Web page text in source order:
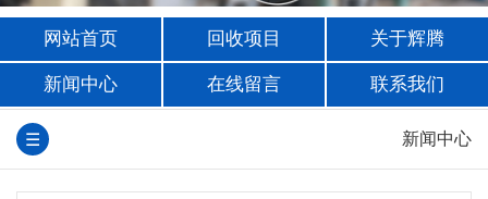
网站首页 回收项目 关于辉腾
新闻中心 在线留言 联系我们
☰ 新闻中心